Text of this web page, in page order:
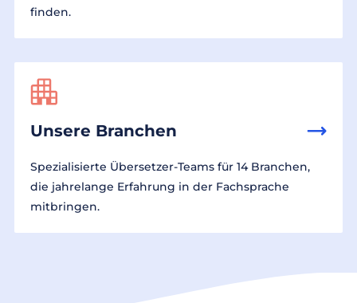
finden.
Unsere Branchen
Spezialisierte Übersetzer-Teams für 14 Branchen,
die jahrelange Erfahrung in der Fachsprache
mitbringen.